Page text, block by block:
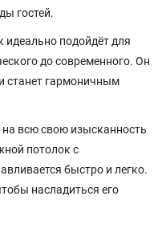
гостей.
идеально подойдёт для
до современного. Он
станет гармоничным
всю свою изысканность
потолок с
быстро и легко.
насладиться его